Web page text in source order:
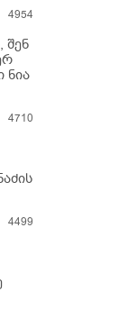
4954
შენ
ნია
4710
4499